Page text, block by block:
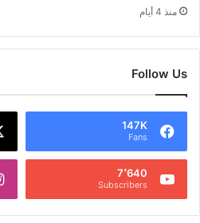
منذ 4 أيام
Follow Us
147K
Fans
7٬640
Subscribers